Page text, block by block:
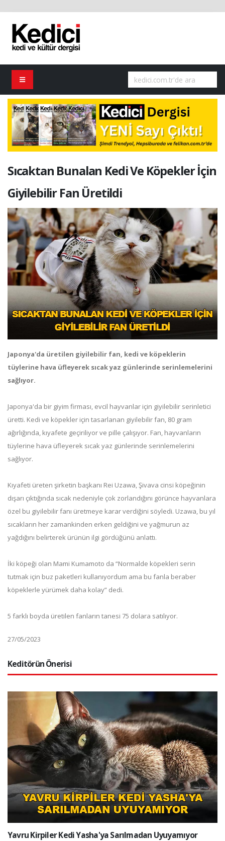
Sıcaktan Bunalan Kedi Ve Köpekler İçin
Giyilebilir Fan Üretildi
Japonya'da üretilen giyilebilir fan, kedi ve köpeklerin
tüylerine hava üfleyerek sıcak yaz günlerinde serinlemelerini
sağlıyor.
Japonya'da bir giyim firması, evcil hayvanlar için giyilebilir serinletici
üretti. Kedi ve köpekler için tasarlanan giyilebilir fan, 80 gram
ağırlığında, kıyafete geçiriliyor ve pille çalışıyor. Fan, hayvanların
tüylerine hava üfleyerek sıcak yaz günlerinde serinlemelerini
sağlıyor.
Kıyafeti üreten şirketin başkanı Rei Uzawa, Şivava cinsi köpeğinin
dışarı çıktığında sıcak nedeniyle çok zorlandığını görünce hayvanlara
özel bu giyilebilir fanı üretmeye karar verdiğini söyledi. Uzawa, bu yıl
sıcakların her zamankinden erken geldiğini ve yağmurun az
yağdığını belirterek ürünün ilgi gördüğünü anlattı.
İki köpeği olan Mami Kumamoto da “Normalde köpekleri serin
tutmak için buz paketleri kullanıyordum ama bu fanla beraber
köpeklerle yürümek daha kolay” dedi.
5 farklı boyda üretilen fanların tanesi 75 dolara satılıyor.
27/05/2023
Keditörün Önerisi
Yavru Kirpiler Kedi Yasha'ya Sarılmadan Uyuyamıyor